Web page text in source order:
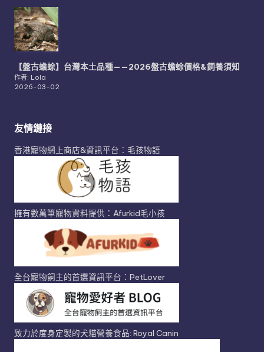
【盤古蟾蜍】台灣本土品種——2026盤古蟾蜍價格&飼養須知
作者: Lola
2026-03-02
友情鏈接
香港寵物網上商店&資訊平台：毛孩物語
擁有數萬筆寵物資料提供：Afurkid毛小孩
全台寵物飼主的首選資訊平台：PetLover
致力於度身定製的犬貓營養食品: Royal Canin